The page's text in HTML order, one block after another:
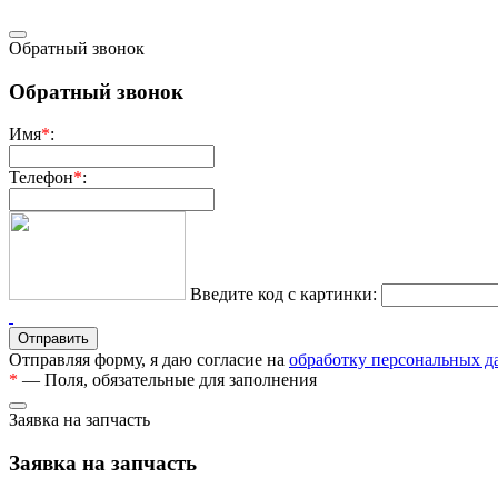
Обратный звонок
Обратный звонок
Имя*:
Телефон*:
Введите код с картинки:
Отправляя форму, я даю согласие на обработку персональных
* — Поля, обязательные для заполнения
Заявка на запчасть
Заявка на запчасть